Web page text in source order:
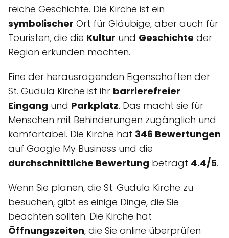
reiche Geschichte. Die Kirche ist ein
symbolischer Ort für Gläubige, aber auch für
Touristen, die die Kultur und Geschichte der
Region erkunden möchten.
Eine der herausragenden Eigenschaften der
St. Gudula Kirche ist ihr barrierefreier
Eingang und Parkplatz. Das macht sie für
Menschen mit Behinderungen zugänglich und
komfortabel. Die Kirche hat 346 Bewertungen
auf Google My Business und die
durchschnittliche Bewertung beträgt 4.4/5.
Wenn Sie planen, die St. Gudula Kirche zu
besuchen, gibt es einige Dinge, die Sie
beachten sollten. Die Kirche hat
Öffnungszeiten, die Sie online überprüfen